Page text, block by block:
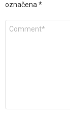
označena*
Komentar